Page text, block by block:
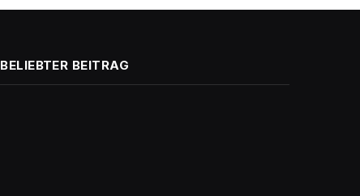
BELIEBTER BEITRAG